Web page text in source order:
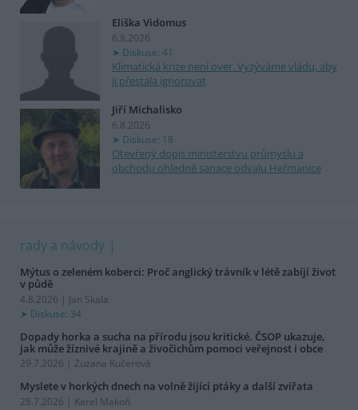
Eliška Vidomus
6.8.2026
Diskuse: 41
Klimatická krize není over. Vyzýváme vládu, aby
ji přestala ignorovat
Jiří Michalisko
6.8.2026
Diskuse: 18
Otevřený dopis ministerstvu průmyslu a
obchodu ohledně sanace odvalu Heřmanice
rady a návody
Mýtus o zeleném koberci: Proč anglický trávník v létě zabíjí život
v půdě
4.8.2026 | Jan Skala
Diskuse: 34
Dopady horka a sucha na přírodu jsou kritické. ČSOP ukazuje,
jak může žíznivé krajině a živočichům pomoci veřejnost i obce
29.7.2026 | Zuzana Kučerová
Myslete v horkých dnech na volně žijící ptáky a další zvířata
28.7.2026 | Karel Makoň